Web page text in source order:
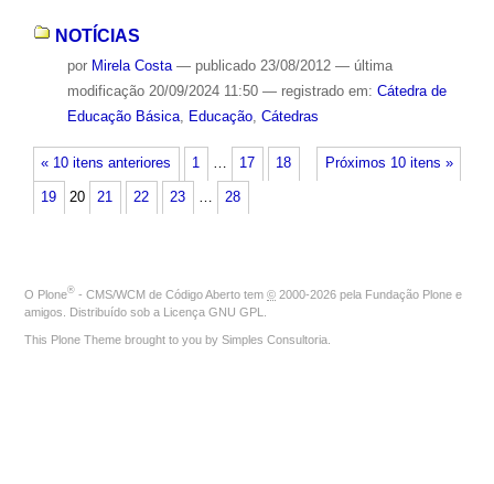
NOTÍCIAS
por Mirela Costa — publicado23/08/2012 — última
modificação20/09/2024 11:50 — registrado em: Cátedra de
Educação Básica, Educação, Cátedras
« 10 itens anteriores Próximos 10 itens »
1 … 17 18
19 20 21 22 23 … 28
O Plone® - CMS/WCM de Código Aberto tem © 2000-2026 pela Fundação Plone e
amigos. Distribuído sob a Licença GNU GPL
This Plone Theme brought to you by Simples Consultoria